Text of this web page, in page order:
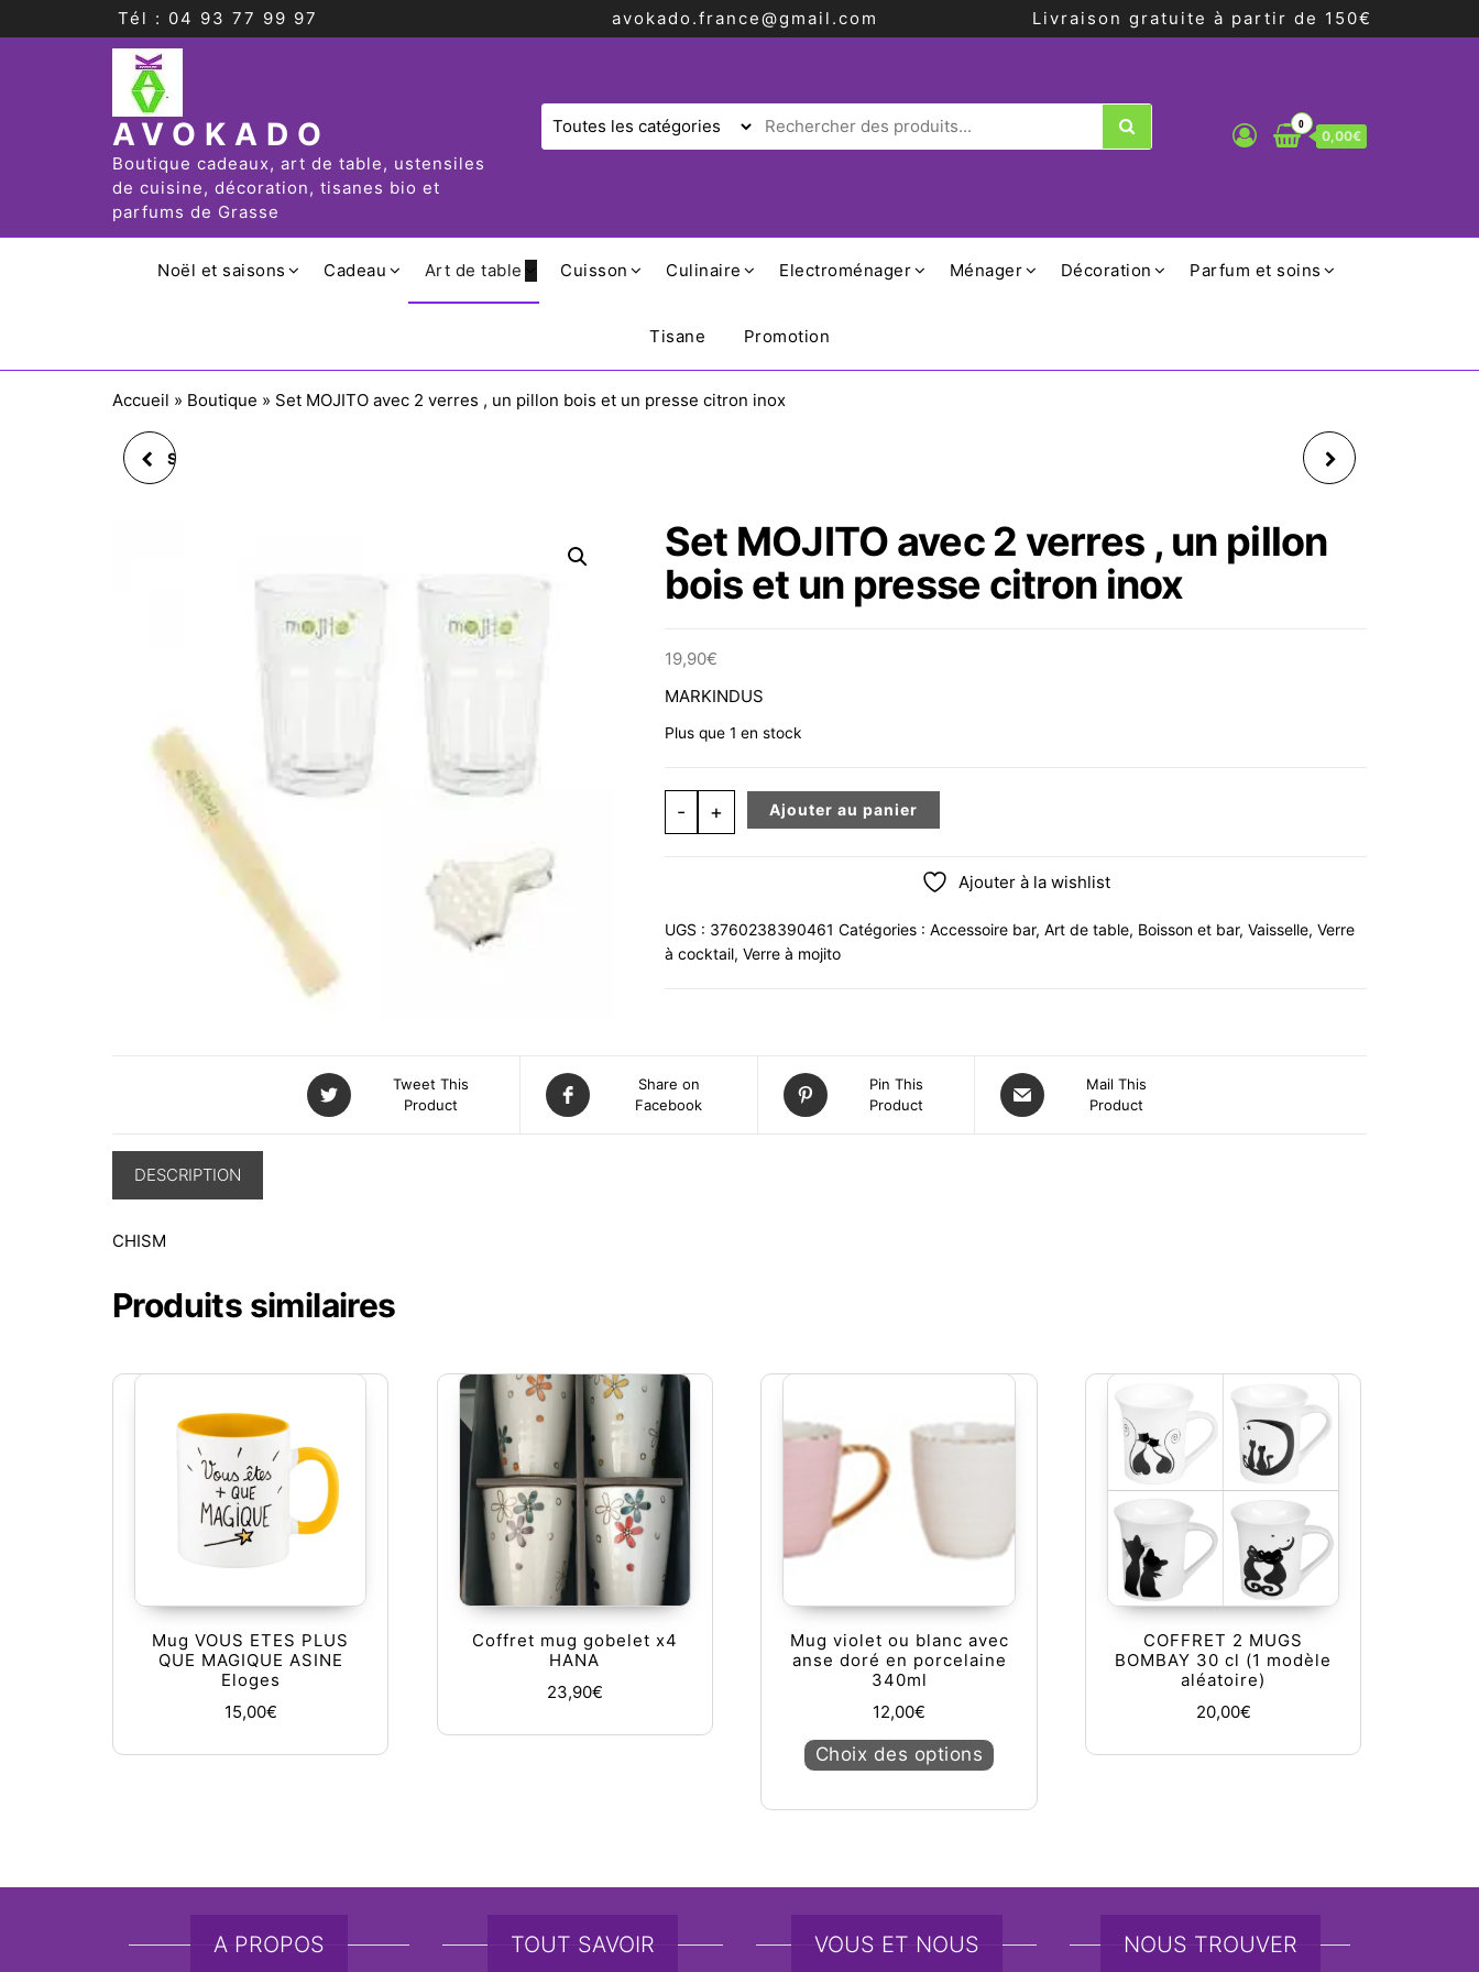
Tél : 04 93 77 99 97 avokado.france@gmail.com Livraison gratuite à partir de 150€
AVOKADO
Boutique cadeaux, art de table, ustensiles
de cuisine, décoration, tisanes bio et
parfums de Grasse
0
0,00€
Noël et saisons Cadeau Art de table Cuisson Culinaire Electroménager Ménager Décoration Parfum et soins
Tisane Promotion
Accueil » Boutique » Set MOJITO avec 2 verres , un pillon bois et un presse citron inox
SET ENFANT 6 PIÈCES
COUVERTS WMF
Set MOJITO avec 2 verres , un pillon
bois et un presse citron inox
19,90€
MARKINDUS
Plus que 1 en stock
- quantité de Set MOJITO avec 2 verres , un pillon bois et un presse citron inox
+ Ajouter au panier
Ajouter à la wishlist
UGS : 3760238390461 Catégories : Accessoire bar, Art de table, Boisson et bar, Vaisselle, Verre
à cocktail, Verre à mojito
Tweet This
Product
Share on
Facebook
Pin This
Product
Mail This
Product
DESCRIPTION
CHISM
Produits similaires
Mug VOUS ETES PLUS
QUE MAGIQUE ASINE
Eloges
15,00€
Coffret mug gobelet x4
HANA
23,90€
Mug violet ou blanc avec
anse doré en porcelaine
340ml
12,00€
Choix des options Ce produit a plusieurs variations. Les options peuvent être
COFFRET 2 MUGS
BOMBAY 30 cl (1 modèle
aléatoire)
20,00€
A PROPOS TOUT SAVOIR VOUS ET NOUS NOUS TROUVER